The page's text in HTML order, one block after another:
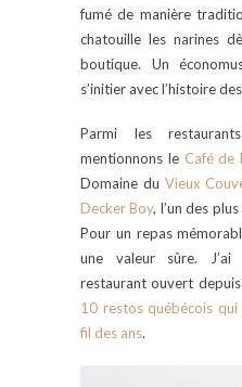
fumé de manière
chatouille les narines
boutique. Un
s’initier avec l’histoire
Parmi les
mentionnons le Café de
Domaine du Vieux
Decker Boy, l’un des
Pour un repas
une valeur sûre. J’ai
restaurant ouvert
10 restos québécois qui
fil des ans.